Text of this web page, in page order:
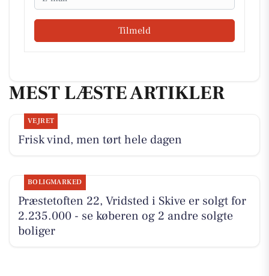
Tilmeld
MEST LÆSTE ARTIKLER
VEJRET
Frisk vind, men tørt hele dagen
BOLIGMARKED
Præstetoften 22, Vridsted i Skive er solgt for
2.235.000 - se køberen og 2 andre solgte
boliger